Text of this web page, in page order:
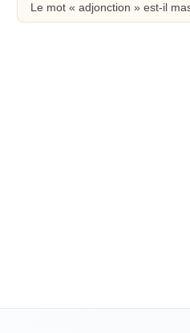
Le mot « adjonction » est-il